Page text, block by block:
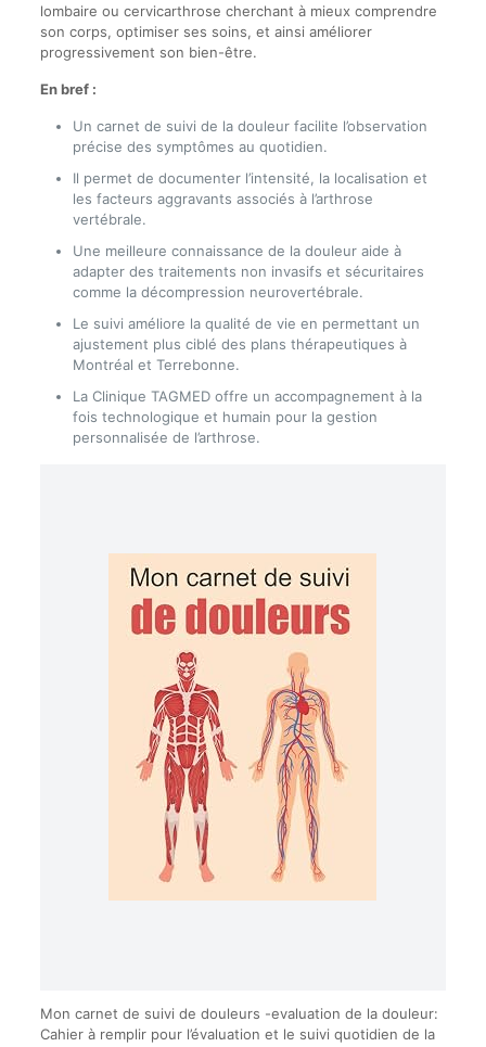
lombaire ou cervicarthrose cherchant à mieux comprendre
son corps, optimiser ses soins, et ainsi améliorer
progressivement son bien-être.
En bref :
Un carnet de suivi de la douleur facilite l’observation
précise des symptômes au quotidien.
Il permet de documenter l’intensité, la localisation et
les facteurs aggravants associés à l’arthrose
vertébrale.
Une meilleure connaissance de la douleur aide à
adapter des traitements non invasifs et sécuritaires
comme la décompression neurovertébrale.
Le suivi améliore la qualité de vie en permettant un
ajustement plus ciblé des plans thérapeutiques à
Montréal et Terrebonne.
La Clinique TAGMED offre un accompagnement à la
fois technologique et humain pour la gestion
personnalisée de l’arthrose.
Mon carnet de suivi de douleurs -evaluation de la douleur:
Cahier à remplir pour l’évaluation et le suivi quotidien de la